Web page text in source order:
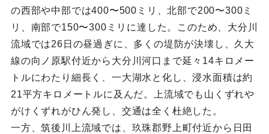
の西部や中部では400〜500ミリ、北部で200〜300ミ
リ、南部で150〜300ミリに達した。このため、大分川
流域では26日の昼過ぎに、多くの堤防が決壊し、久大
線の向ノ原駅付近から大分川河口まで延々14キロメー
トルにわたり細長く、一大湖水と化し、浸水面積は約
21平方キロメートルに及んだ。上流域でも山くずれや
がけくずれがひん発し、交通は全く杜絶した。
一方、筑後川上流域では、玖珠郡野上町付近から日田